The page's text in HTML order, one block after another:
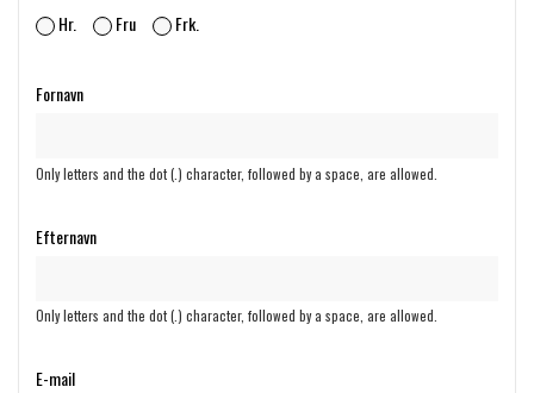
Hr.
Fru Frk.
Fornavn
Only letters and the dot (.) character, followed by a space, are allowed.
Efternavn
Only letters and the dot (.) character, followed by a space, are allowed.
E-mail